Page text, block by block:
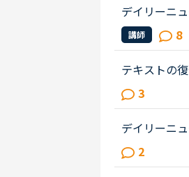
デイリーニ
てまだひと
テストは6で
講師 8
テキストの
言われ、実
達がないよう
3
デイリーニ
ンを受講し
し難しいと感
2